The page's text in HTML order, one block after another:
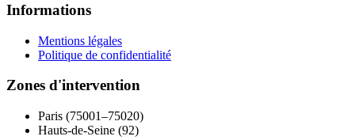
Informations
Mentions légales
Politique de confidentialité
Zones d'intervention
Paris (75001–75020)
Hauts-de-Seine (92)